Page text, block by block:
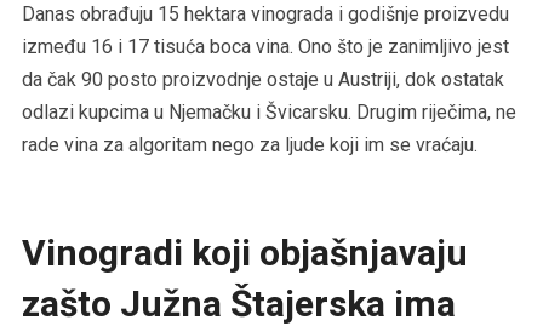
Danas obrađuju 15 hektara vinograda i godišnje proizvedu
između 16 i 17 tisuća boca vina. Ono što je zanimljivo jest
da čak 90 posto proizvodnje ostaje u Austriji, dok ostatak
odlazi kupcima u Njemačku i Švicarsku. Drugim riječima, ne
rade vina za algoritam nego za ljude koji im se vraćaju.
Vinogradi koji objašnjavaju
zašto Južna Štajerska ima